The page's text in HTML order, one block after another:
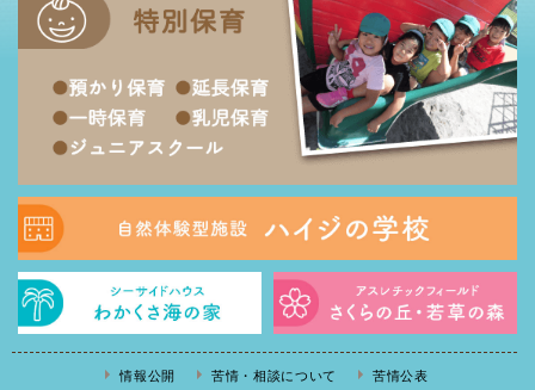
情報公開 苦情・相談について 苦情公表